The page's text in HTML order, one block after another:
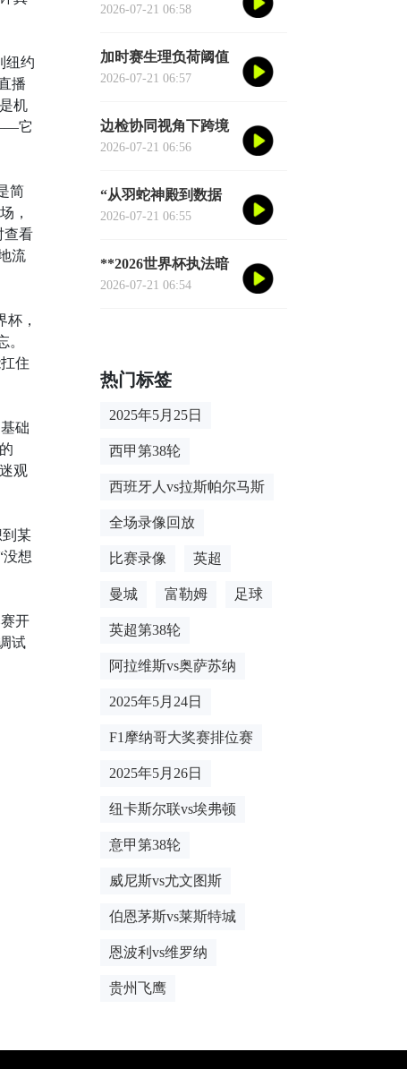
纽约
播
机
它
简
，
查看
流
，
住
础
观
到某
想
开
试
兹特克三十年生态逆
2026-07-21 06:58
加时赛生理负荷阈值
与肌肉损伤概率：
测模型
2026-07-21 06:57
边检协同视角下跨境
球员通关机制优化研
世界杯为场景
2026-07-21 06:56
“从羽蛇神殿到数据
圣殿：阿兹特克球场
跃迁”
2026-07-21 06:55
**2026世界杯执法暗
战：裁判心率爆表的
2026-07-21 06:54
热门标签
2025年5月25日
西甲第38轮
西班牙人vs拉斯帕尔马斯
全场录像回放
比赛录像 英超
曼城 富勒姆 足球
英超第38轮
阿拉维斯vs奥萨苏纳
2025年5月24日
F1摩纳哥大奖赛排位赛
2025年5月26日
纽卡斯尔联vs埃弗顿
意甲第38轮
威尼斯vs尤文图斯
伯恩茅斯vs莱斯特城
恩波利vs维罗纳
贵州飞鹰